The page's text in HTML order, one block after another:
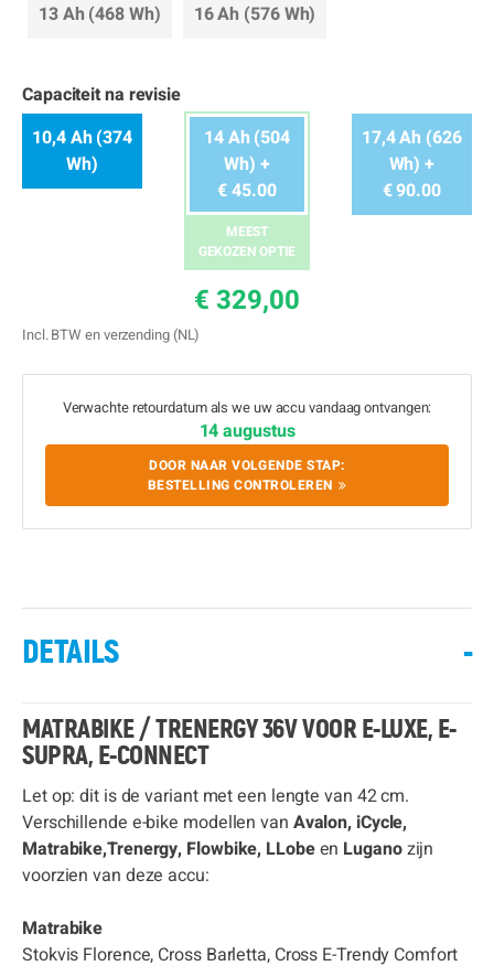
13 Ah (468 Wh) 16 Ah (576 Wh)
Capaciteit na revisie
10,4 Ah (374
Wh)
14 Ah (504
Wh) +
€ 45.00
MEEST
GEKOZEN OPTIE
17,4 Ah (626
Wh) +
€ 90.00
€ 329,00
Incl. BTW en verzending (NL)
Verwachte retourdatum als we uw accu vandaag ontvangen:
14 augustus
DOOR NAAR VOLGENDE STAP:
BESTELLING CONTROLEREN
DETAILS -
MATRABIKE / TRENERGY 36V VOOR E-LUXE, E-
SUPRA, E-CONNECT
Let op: dit is de variant met een lengte van 42 cm.
Verschillende e-bike modellen van Avalon, iCycle,
Matrabike,Trenergy, Flowbike, LLobeen Luganozijn
voorzien van deze accu:
Matrabike
Stokvis Florence, Cross Barletta, Cross E-Trendy Comfort